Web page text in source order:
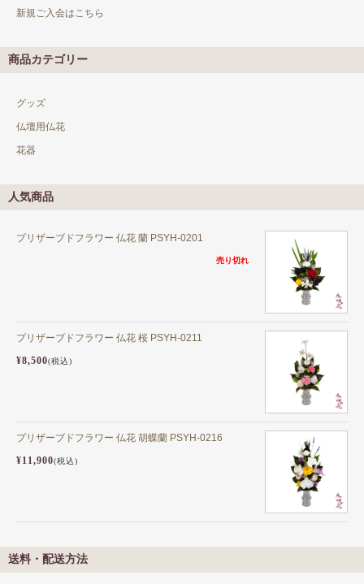
新規ご入会はこちら
商品カテゴリー
グッズ
仏壇用仏花
花器
人気商品
プリザーブドフラワー 仏花 蘭 PSYH-0201
売り切れ
プリザーブドフラワー 仏花 桜 PSYH-0211
¥8,500(税込)
プリザーブドフラワー 仏花 胡蝶蘭 PSYH-0216
¥11,900(税込)
送料・配送方法